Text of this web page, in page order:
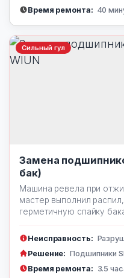
Время ремонта: 40
Сильный гул
Замена
бак)
Машина ревела при
мастер выполнил
герметичную спайку
Неисправность:
Решение: Подшипники
Время ремонта: 3.5